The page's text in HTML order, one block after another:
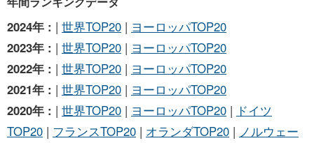
2024年 : | 世界TOP20 | ヨーロッパTOP20
2023年 : | 世界TOP20 | ヨーロッパTOP20
2022年 : | 世界TOP20 | ヨーロッパTOP20
2021年 : | 世界TOP20 | ヨーロッパTOP20
2020年 : | 世界TOP20 | ヨーロッパTOP20 | ドイツ
TOP20 | フランスTOP20 | オランダTOP20 | ノルウェー